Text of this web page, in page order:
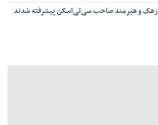
زهک و هیرمند صاحب سی‌تی‌اسکن پیشرفته شدند